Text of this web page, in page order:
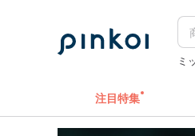
ミ
注目特集